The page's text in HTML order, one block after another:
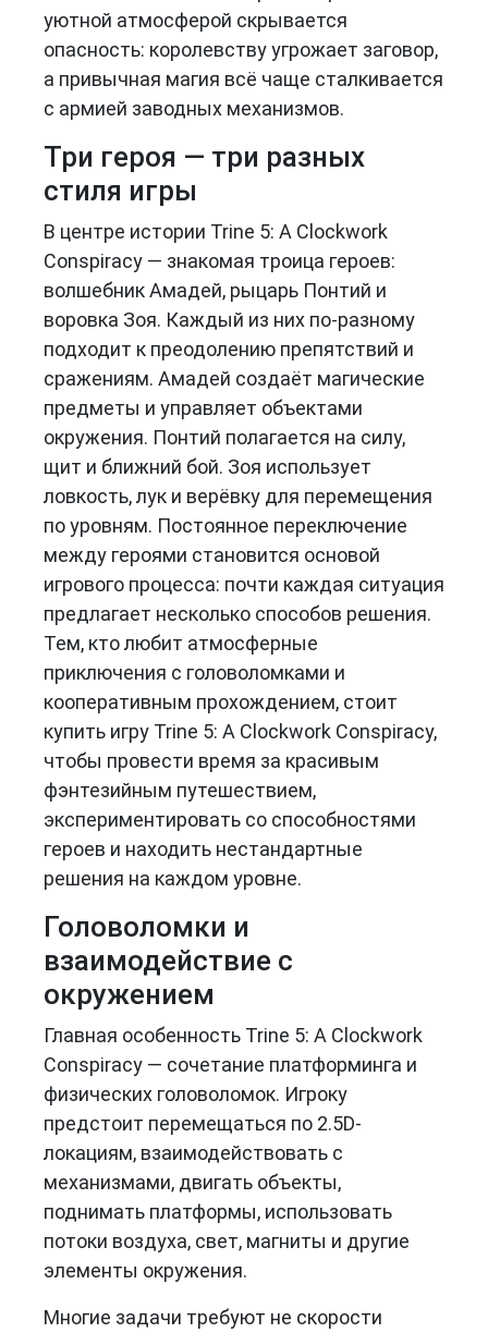
уютной атмосферой скрывается
опасность: королевству угрожает заговор,
а привычная магия всё чаще сталкивается
с армией заводных механизмов.
Три героя — три разных
стиля игры
В центре истории Trine 5: A Clockwork
Conspiracy — знакомая троица героев:
волшебник Амадей, рыцарь Понтий и
воровка Зоя. Каждый из них по-разному
подходит к преодолению препятствий и
сражениям. Амадей создаёт магические
предметы и управляет объектами
окружения. Понтий полагается на силу,
щит и ближний бой. Зоя использует
ловкость, лук и верёвку для перемещения
по уровням. Постоянное переключение
между героями становится основой
игрового процесса: почти каждая ситуация
предлагает несколько способов решения.
Тем, кто любит атмосферные
приключения с головоломками и
кооперативным прохождением, стоит
купить игру Trine 5: A Clockwork Conspiracy,
чтобы провести время за красивым
фэнтезийным путешествием,
экспериментировать со способностями
героев и находить нестандартные
решения на каждом уровне.
Головоломки и
взаимодействие с
окружением
Главная особенность Trine 5: A Clockwork
Conspiracy — сочетание платформинга и
физических головоломок. Игроку
предстоит перемещаться по 2.5D-
локациям, взаимодействовать с
механизмами, двигать объекты,
поднимать платформы, использовать
потоки воздуха, свет, магниты и другие
элементы окружения.
Многие задачи требуют не скорости